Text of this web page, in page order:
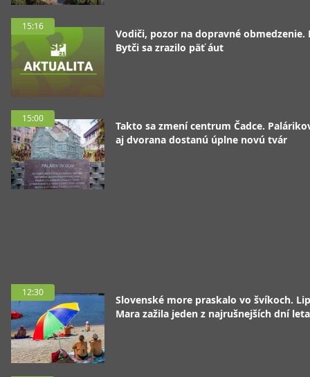
15:16
Vodiči, pozor na dopravné obmedzenie.
Bytči sa zrazilo päť áut
15:00
Takto sa zmení centrum Čadce.
aj dvorana dostanú úplne novú tvár
12:30
Slovenské more praskalo vo švíkoch.
Mara zažila jeden z najrušnejších dní leta